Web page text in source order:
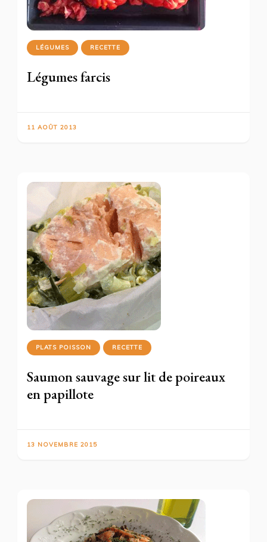
LÉGUMES RECETTE
Légumes farcis
11 AOÛT 2013
PLATS POISSON RECETTE
Saumon sauvage sur lit de poireaux
en papillote
13 NOVEMBRE 2015